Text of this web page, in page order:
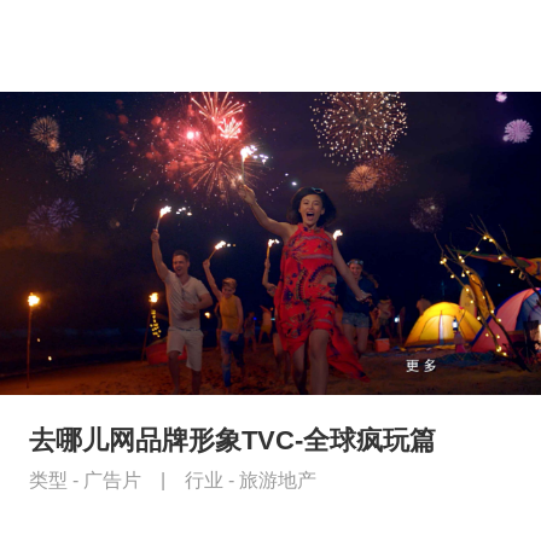
去哪儿网品牌形象TVC-全球疯玩篇
类型 - 广告片 行业 - 旅游地产